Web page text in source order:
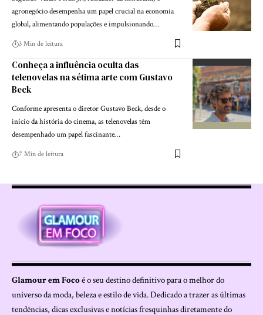
agronegócio desempenha um papel crucial na economia
global, alimentando populações e impulsionando…
3 Min de leitura
Conheça a influência oculta das
telenovelas na sétima arte com Gustavo
Beck
Conforme apresenta o diretor Gustavo Beck, desde o
início da história do cinema, as telenovelas têm
desempenhado um papel fascinante…
7 Min de leitura
Glamour em Focoé o seu destino definitivo para o melhor do
universo da moda, beleza e estilo de vida. Dedicado a trazer as últimas
tendências, dicas exclusivas e notícias fresquinhas diretamente do